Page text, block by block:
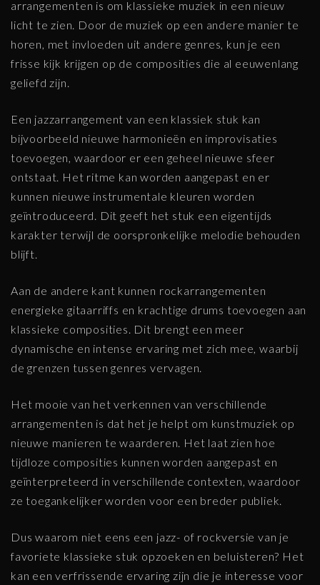
arrangementen is om klassieke muziek in een nieuw
licht te zien. Door de muziek op een andere manier te
horen, met invloeden uit andere genres, kun je een
frisse kijk krijgen op de composities die al eeuwenlang
geliefd zijn.
Een jazzarrangement van een klassiek stuk kan
bijvoorbeeld nieuwe harmonieën en improvisaties
toevoegen, waardoor er een geheel nieuwe sfeer
ontstaat. Het ritme kan worden aangepast en er
kunnen nieuwe instrumentale kleuren worden
geïntroduceerd. Dit geeft het stuk een eigentijds
karakter terwijl de oorspronkelijke melodie behouden
blijft.
Aan de andere kant kunnen rockarrangementen
energieke gitaarriffs en krachtige drums toevoegen aan
klassieke composities. Dit brengt een meer
dynamische en intense ervaring met zich mee, waarbij
de grenzen tussen genres vervagen.
Het mooie van het verkennen van verschillende
arrangementen is dat het je helpt om kunstmuziek op
nieuwe manieren te waarderen. Het laat zien hoe
tijdloze composities kunnen worden aangepast en
geïnterpreteerd in verschillende contexten, waardoor
ze toegankelijker worden voor een breder publiek.
Dus waarom niet eens een jazz- of rockversie van je
favoriete klassieke stuk opzoeken en beluisteren? Het
kan een verfrissende ervaring zijn die je interesse voor